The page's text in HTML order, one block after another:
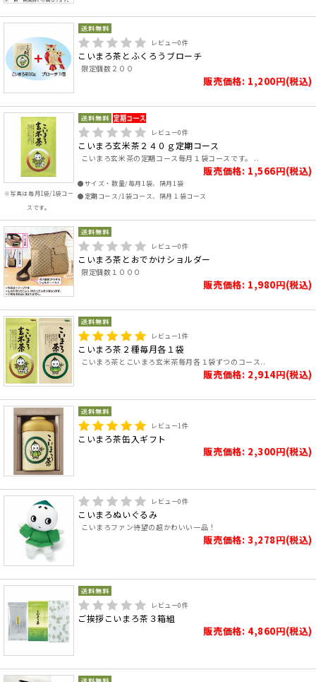
レビュー0件
こいまろ茶とふくろうブローチ
限定個数２００
販売価格: 1,200円(税込)
※写真は毎月1袋/1袋コー
スです。
レビュー0件
こいまろ玄米茶２４０ｇ定期コース
こいまろ玄米茶の定期コース毎月１袋コースです。 ..
販売価格: 1,566円(税込)
●サイズ・数量/毎月1袋、隔月1袋
●定期コース/1袋コース、隔月１袋コース
レビュー0件
こいまろ茶とおでかけショルダー
限定個数１０００
販売価格: 1,980円(税込)
レビュー1件
こいまろ茶２種毎月各１袋
こいまろ茶とこいまろ玄米茶毎月各１袋ずつのコース..
販売価格: 2,914円(税込)
レビュー1件
こいまろ茶缶入ギフト
販売価格: 2,300円(税込)
レビュー0件
こいまろぬいぐるみ
こいまろファン待望の超かわいい一品！
販売価格: 3,278円(税込)
レビュー0件
ご挨拶こいまろ茶３箱組
販売価格: 4,860円(税込)